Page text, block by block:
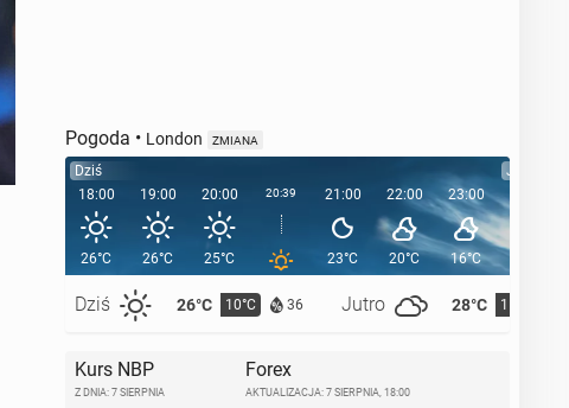
Pogoda • London ZMIANA
Dziś
18:00
26°C
Dziś 26°C 10°C 36 Jutro 28°C 11°C
19:00
26°C
20:00
25°C
20:39 21:00
23°C
22:00
20°C
23:00
16°C
Jutro
00:00
Kurs NBP
Z DNIA: 7 SIERPNIA
Forex
AKTUALIZACJA: 7 SIERPNIA, 18:00